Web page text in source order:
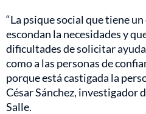
“La psique social que tiene
escondan la necesidades y
dificultades de solicitar
como a las personas de
porque está castigada la
César Sánchez, investigador
Salle.